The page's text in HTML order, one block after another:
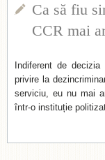
Ca să fiu
CCR mai
Indiferent de
privire la
serviciu, eu nu mai
într-o instituție